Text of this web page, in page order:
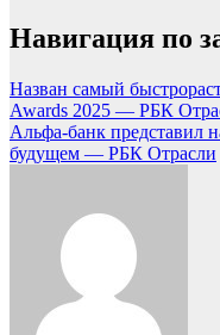
Навигация по
Назван самый
Awards 2025 — РБК
Альфа-банк представил
будущем — РБК Отрасли